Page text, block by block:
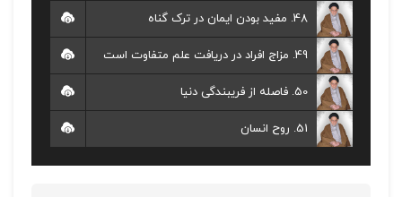
48. مفید بودن ایمان در ترک گناه
49. مزاج افراد در دریافت علم متفاوت است
50. فاصله از فریبندگی دنیا
51. روح انسان